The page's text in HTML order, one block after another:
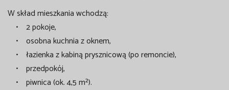
W skład mieszkania wchodzą:
• 2 pokoje,
• osobna kuchnia z oknem,
• łazienka z kabiną prysznicową (po remoncie),
• przedpokój,
• piwnica (ok. 4,5 m²).